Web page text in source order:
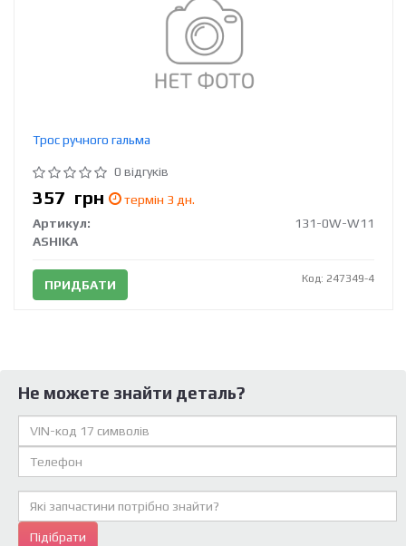
Трос ручного гальма
0 відгуків
357 грн
термін 3 дн.
Артикул:
131-0W-W11
ASHIKA
ПРИДБАТИ Код: 247349-4
Не можете знайти деталь?
Підібрати